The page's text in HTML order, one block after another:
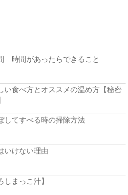
時間があったらできること
い食べ方とオススメの温め方【秘密
してすべる時の掃除方法
いけない理由
まっこ汁】